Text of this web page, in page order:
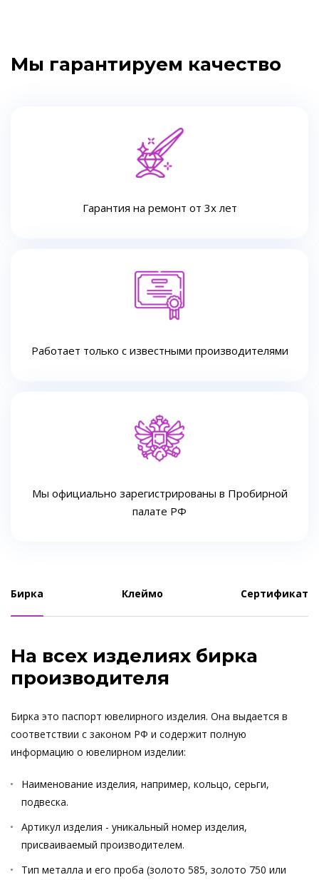
Мы гарантируем качество
Гарантия на ремонт от 3х лет
Работает только с известными производителями
Мы официально зарегистрированы в Пробирной
палате РФ
Бирка Клеймо Сертификат
На всех изделиях бирка
производителя
Бирка это паспорт ювелирного изделия. Она выдается в
соответствии с законом РФ и содержит полную
информацию о ювелирном изделии:
Наименование изделия, например, кольцо, серьги,
подвеска.
Артикул изделия - уникальный номер изделия,
присваиваемый производителем.
Тип металла и его проба (золото 585, золото 750 или